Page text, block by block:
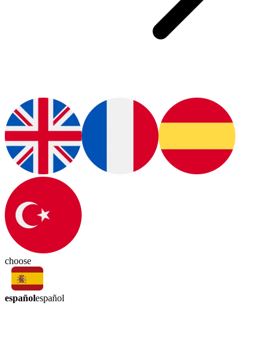
choose
españolespañol